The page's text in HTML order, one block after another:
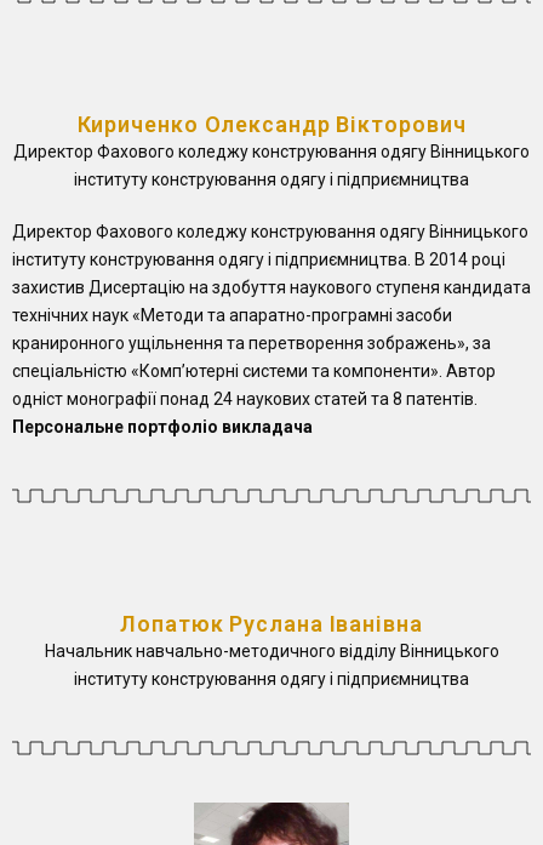
Кириченко Олександр Вікторович
Директор Фахового коледжу конструювання одягу Вінницького
інституту конструювання одягу і підприємництва
Директор Фахового коледжу конструювання одягу Вінницького
інституту конструювання одягу і підприємництва. В 2014 році
захистив Дисертацію на здобуття наукового ступеня кандидата
технічних наук «Методи та апаратно-програмні засоби
краниронного ущільнення та перетворення зображень», за
спеціальністю «Компʼютерні системи та компоненти». Автор
одніст монографії понад 24 наукових статей та 8 патентів.
Персональне портфоліо викладача
Лопатюк Руслана Іванівна
Начальник навчально-методичного відділу Вінницького
інституту конструювання одягу і підприємництва